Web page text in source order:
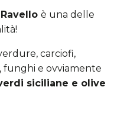
è una delle
carciofi,
funghi e ovviamente
siciliane e olive